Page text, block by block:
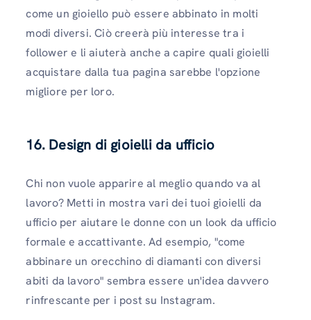
come un gioiello può essere abbinato in molti
modi diversi. Ciò creerà più interesse tra i
follower e li aiuterà anche a capire quali gioielli
acquistare dalla tua pagina sarebbe l'opzione
migliore per loro.
16. Design di gioielli da ufficio
Chi non vuole apparire al meglio quando va al
lavoro? Metti in mostra vari dei tuoi gioielli da
ufficio per aiutare le donne con un look da ufficio
formale e accattivante. Ad esempio, "come
abbinare un orecchino di diamanti con diversi
abiti da lavoro" sembra essere un'idea davvero
rinfrescante per i post su Instagram.